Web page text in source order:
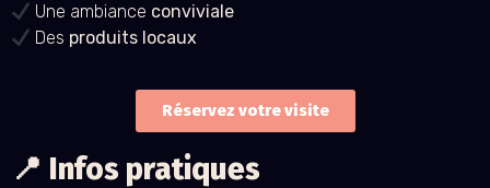
Une ambiance conviviale
Des produits locaux
Réservez votre visite
📍 Infos pratiques